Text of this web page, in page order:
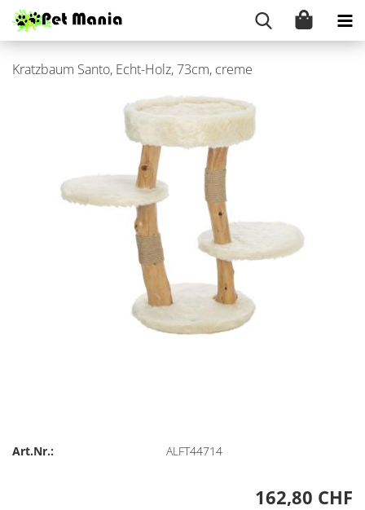
Kratz­baum Santo, Echt-​Holz, 73cm, creme
Art.Nr.: ALFT44714
162,80 CHF